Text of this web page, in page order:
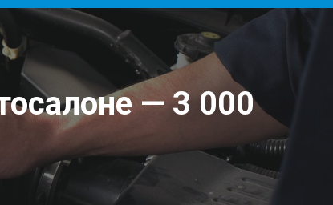
— 3 000